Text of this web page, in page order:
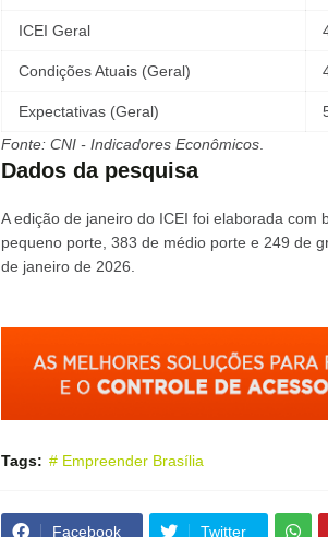
ICEI Geral
Condições Atuais (Geral)
Expectativas (Geral)
Fonte: CNI - Indicadores Econômicos.
Dados da pesquisa
A edição de janeiro do ICEI foi elaborada
pequeno porte, 383 de médio porte e 249 de
de janeiro de 2026.
Tags: # Empreender Brasília
Facebook Twitter